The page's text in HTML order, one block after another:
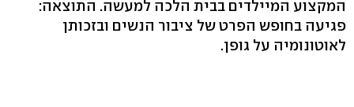
המקצוע המיילדים בבית הלכה למעשה. התוצאה:
פגיעה בחופש הפרט של ציבור הנשים ובזכותן
לאוטונומיה על גופן.